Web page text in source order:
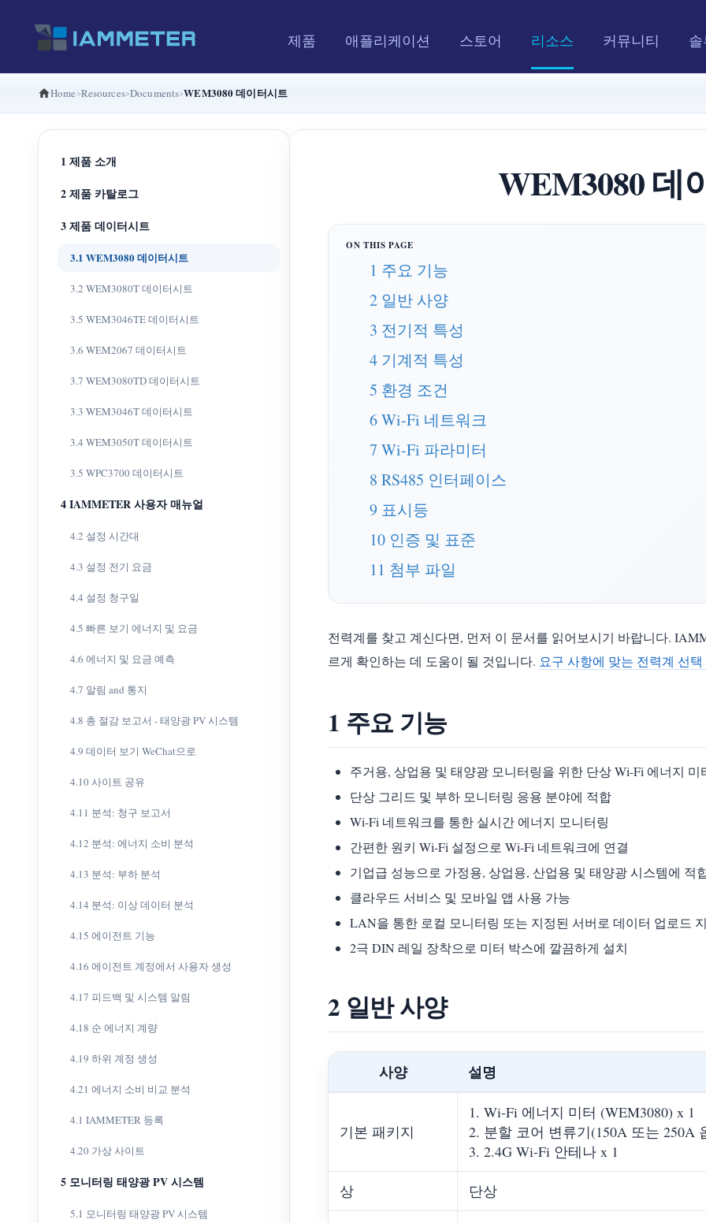
제품 애플리케이션 스토어 리소스 커뮤니티
Home Resources Documents WEM3080 데이터시트
1 제품 소개
2 제품 카탈로그
3 제품 데이터시트
3.1 WEM3080 데이터시트
3.2 WEM3080T 데이터시트
3.5 WEM3046TE 데이터시트
3.6 WEM2067 데이터시트
3.7 WEM3080TD 데이터시트
3.3 WEM3046T 데이터시트
3.4 WEM3050T 데이터시트
3.5 WPC3700 데이터시트
4 IAMMETER 사용자 매뉴얼
4.2 설정 시간대
4.3 설정 전기 요금
4.4 설정 청구일
4.5 빠른 보기 에너지 및 요금
4.6 에너지 및 요금 예측
4.7 알림 and 통지
4.8 총 절감 보고서 - 태양광 PV 시스템
4.9 데이터 보기 WeChat으로
4.10 사이트 공유
4.11 분석: 청구 보고서
4.12 분석: 에너지 소비 분석
4.13 분석: 부하 분석
4.14 분석: 이상 데이터 분석
4.15 에이전트 기능
4.16 에이전트 계정에서 사용자 생성
4.17 피드백 및 시스템 알림
4.18 순 에너지 계량
4.19 하위 계정 생성
4.21 에너지 소비 비교 분석
4.1 IAMMETER 등록
4.20 가상 사이트
5 모니터링 태양광 PV 시스템
5.1 모니터링 태양광 PV 시스템
WEM3080 데
1 주요 기능
2 일반 사양
3 전기적 특성
4 기계적 특성
5 환경 조건
6 Wi-Fi 네트워크
7 Wi-Fi 파라미터
8 RS485 인터페이스
9 표시등
10 인증 및 표준
11 첨부 파일
전력계를 찾고 계신다면, 먼저 이 문서를 읽어보시기 바랍니다.
르게 확인하는 데 도움이 될 것입니다. 요구 사항에 맞는 전력계 선택
1 주요 기능
주거용, 상업용 및 태양광 모니터링을 위한 단상 Wi-Fi 에너지 미
단상 그리드 및 부하 모니터링 응용 분야에 적합
Wi-Fi 네트워크를 통한 실시간 에너지 모니터링
간편한 원키 Wi-Fi 설정으로 Wi-Fi 네트워크에 연결
기업급 성능으로 가정용, 상업용, 산업용 및 태양광 시스템에 적
클라우드 서비스 및 모바일 앱 사용 가능
LAN을 통한 로컬 모니터링 또는 지정된 서버로 데이터 업로드
2극 DIN 레일 장착으로 미터 박스에 깔끔하게 설치
2 일반 사양
사양 설명
기본 패키지
1. Wi-Fi 에너지 미터 (WEM3080) x 1
2. 분할 코어 변류기(150A 또는 250A
3. 2.4G Wi-Fi 안테나 x 1
상 단상